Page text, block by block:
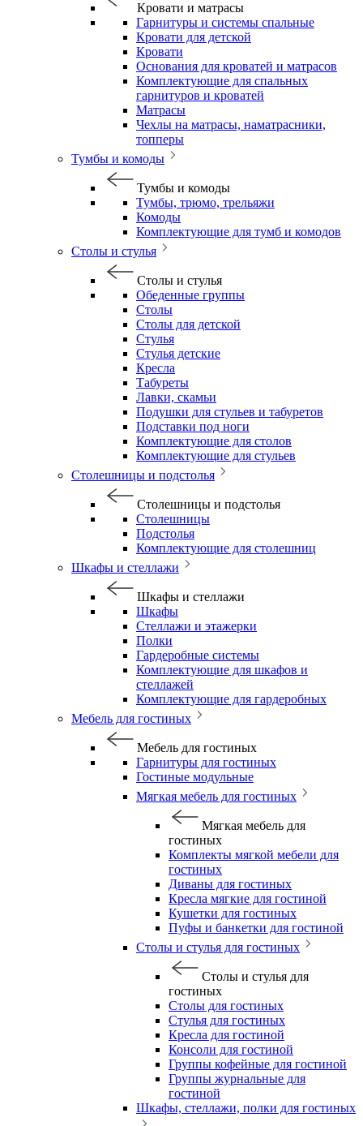
Кровати и матрасы
Гарнитуры и системы спальные
Кровати для детской
Кровати
Основания для кроватей и матрасов
Комплектующие для спальных
гарнитуров и кроватей
Матрасы
Чехлы на матрасы, наматрасники,
топперы
Тумбы и комоды
Тумбы и комоды
Тумбы, трюмо, трельяжи
Комоды
Комплектующие для тумб и комодов
Столы и стулья
Столы и стулья
Обеденные группы
Столы
Столы для детской
Стулья
Стулья детские
Кресла
Табуреты
Лавки, скамьи
Подушки для стульев и табуретов
Подставки под ноги
Комплектующие для столов
Комплектующие для стульев
Столешницы и подстолья
Столешницы и подстолья
Столешницы
Подстолья
Комплектующие для столешниц
Шкафы и стеллажи
Шкафы и стеллажи
Шкафы
Стеллажи и этажерки
Полки
Гардеробные системы
Комплектующие для шкафов и
стеллажей
Комплектующие для гардеробных
Мебель для гостиных
Мебель для гостиных
Гарнитуры для гостиных
Гостиные модульные
Мягкая мебель для гостиных
Мягкая мебель для
гостиных
Комплекты мягкой мебели для
гостиных
Диваны для гостиных
Кресла мягкие для гостиной
Кушетки для гостиных
Пуфы и банкетки для гостиной
Столы и стулья для гостиных
Столы и стулья для
гостиных
Столы для гостиных
Стулья для гостиных
Кресла для гостиной
Консоли для гостиной
Группы кофейные для гостиной
Группы журнальные для
гостиной
Шкафы, стеллажи, полки для гостиных